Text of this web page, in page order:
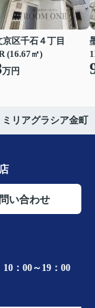
京区千石４丁目
(16.67㎡)
万円
ミリアグラシア金町
い合わせ
10：00～19：00